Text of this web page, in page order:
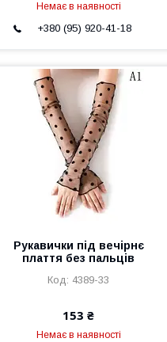
Немає в наявності
+380 (95) 920-41-18
Рукавички під вечірнє
плаття без пальців
4389-33
153 ₴
Немає в наявності